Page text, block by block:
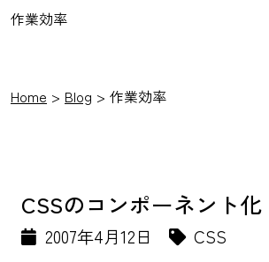
作業効率
Home Blog 作業効率
CSSのコンポーネント化
2007年4月12日
CSS